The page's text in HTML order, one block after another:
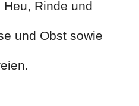
Rinde und
und Obst sowie